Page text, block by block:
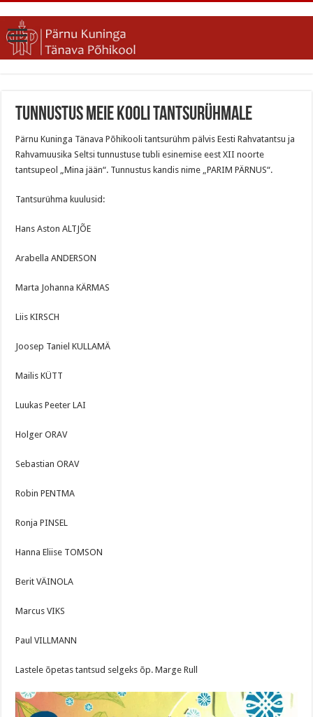
Tunnustus meie kooli tantsurühmale
Pärnu Kuninga Tänava Põhikooli tantsurühm pälvis Eesti Rahvatantsu ja
Rahvamuusika Seltsi tunnustuse tubli esinemise eest XII noorte
tantsupeol „Mina jään“. Tunnustus kandis nime „PARIM PÄRNUS“.
Tantsurühma kuulusid:
Hans Aston ALTJÕE
Arabella ANDERSON
Marta Johanna KÄRMAS
Liis KIRSCH
Joosep Taniel KULLAMÄ
Mailis KÜTT
Luukas Peeter LAI
Holger ORAV
Sebastian ORAV
Robin PENTMA
Ronja PINSEL
Hanna Eliise TOMSON
Berit VÄINOLA
Marcus VIKS
Paul VILLMANN
Lastele õpetas tantsud selgeks õp. Marge Rull